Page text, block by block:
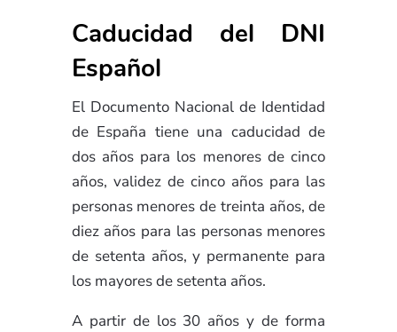
Caducidad del DNI
Español
El Documento Nacional de Identidad
de España tiene una caducidad de
dos años para los menores de cinco
años, validez de cinco años para las
personas menores de treinta años, de
diez años para las personas menores
de setenta años, y permanente para
los mayores de setenta años.
A partir de los 30 años y de forma